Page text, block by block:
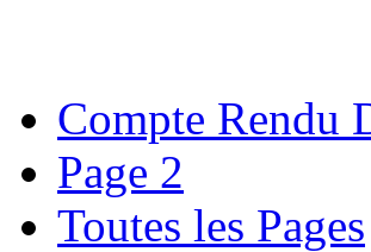
Compte Rendu
Page 2
Toutes les Pages